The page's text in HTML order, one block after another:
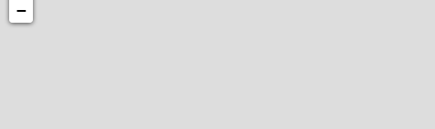
−